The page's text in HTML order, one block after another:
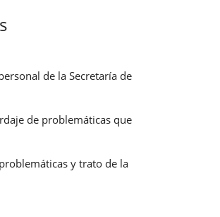
de la Secretaría de
de problemáticas que
y trato de la